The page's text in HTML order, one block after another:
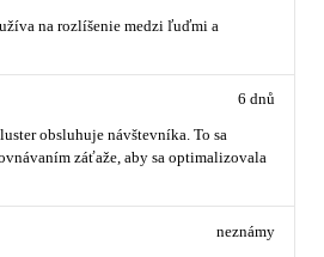
na rozlíšenie medzi ľuďmi a
obsluhuje návštevníka. To sa
záťaže, aby sa optimalizovala
6 dnů
neznámy